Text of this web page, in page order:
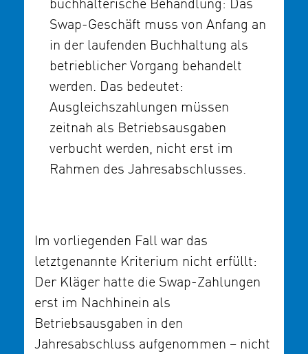
buchhalterische Behandlung: Das
Swap-Geschäft muss von Anfang an
in der laufenden Buchhaltung als
betrieblicher Vorgang behandelt
werden. Das bedeutet:
Ausgleichszahlungen müssen
zeitnah als Betriebsausgaben
verbucht werden, nicht erst im
Rahmen des Jahresabschlusses.
Im vorliegenden Fall war das
letztgenannte Kriterium nicht erfüllt:
Der Kläger hatte die Swap-Zahlungen
erst im Nachhinein als
Betriebsausgaben in den
Jahresabschluss aufgenommen – nicht